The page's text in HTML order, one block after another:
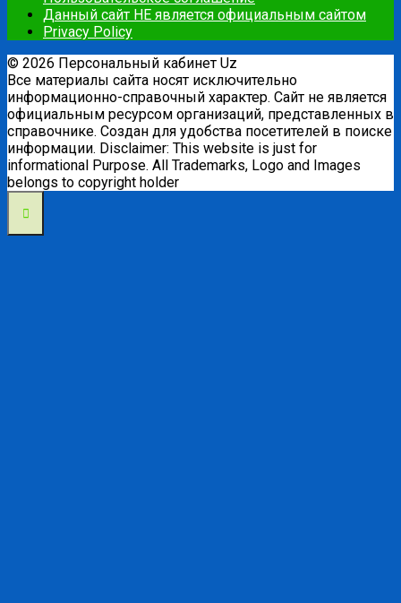
Данный сайт НЕ является официальным сайтом
Privacy Policy
© 2026 Персональный кабинет Uz
Все материалы сайта носят исключительно
информационно-справочный характер. Сайт не является
официальным ресурсом организаций, представленных в
справочнике. Создан для удобства посетителей в поиске
информации. Disclaimer: This website is just for
informational Purpose. All Trademarks, Logo and Images
belongs to copyright holder